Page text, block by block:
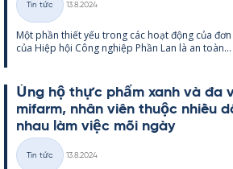
Thể
loại
Tin tức
13.8.2024
Một phần thiết yếu trong các hoạt động của
của Hiệp hội Công ng­hiệp Phần Lan là an toàn...
Ủng hộ thực phẩm xanh và đa
mi­farm, nhân viên thuộc nhiều
nhau làm việc mỗi ngày
Thể
Tin tức
13.8.2024